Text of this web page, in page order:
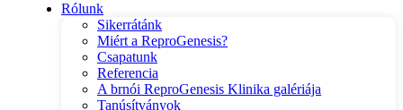
Rólunk
Sikerrátánk
Miért a ReproGenesis?
Csapatunk
Referencia
A brnói ReproGenesis Klinika galériája
Tanúsítványok